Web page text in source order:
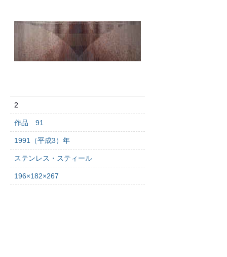
2
作品 91
1991（平成3）年
ステンレス・スティール
196×182×267